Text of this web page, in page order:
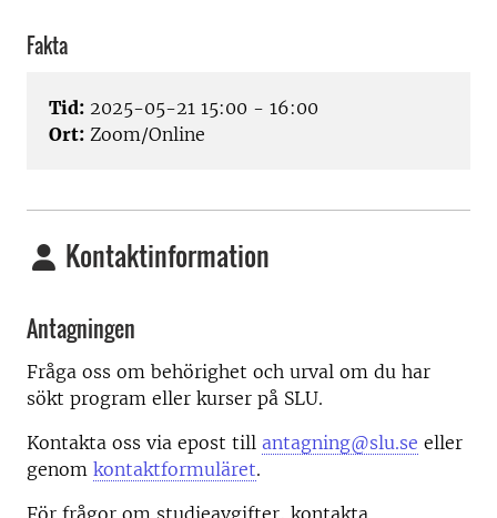
Fakta
Tid: 2025-05-21 15:00 - 16:00
Ort: Zoom/Online
Kontaktinformation
Antagningen
Fråga oss om behörighet och urval om du har
sökt program eller kurser på SLU.
Kontakta oss via epost till antagning@slu.se eller
genom kontaktformuläret.
För frågor om studieavgifter, kontakta